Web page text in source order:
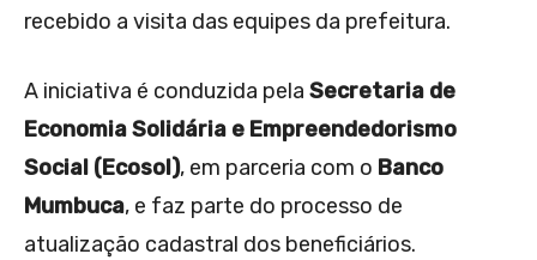
recebido a visita das equipes da prefeitura.
A iniciativa é conduzida pela Secretaria de
Economia Solidária e Empreendedorismo
Social (Ecosol), em parceria com o Banco
Mumbuca, e faz parte do processo de
atualização cadastral dos beneficiários.